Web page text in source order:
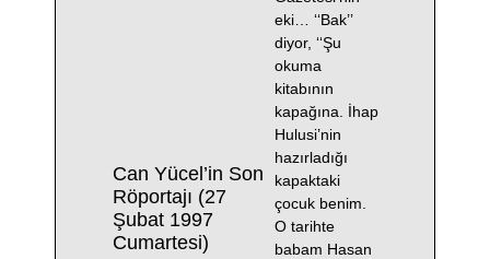
Can Yücel’in Son
Röportajı (27
Şubat 1997
Cumartesi)
eki… ‘‘Bak’’
diyor, ‘‘Şu
okuma
kitabının
kapağına. İhap
Hulusi’nin
hazırladığı
kapaktaki
çocuk benim.
O tarihte
babam Hasan